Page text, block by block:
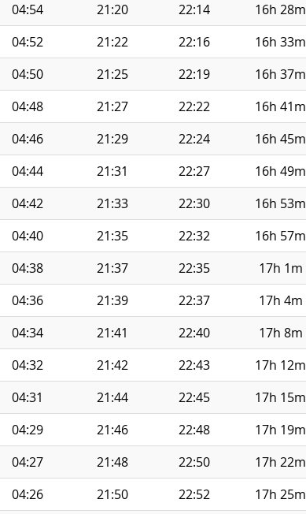
04:54 21:20 22:14
16h 28m
04:52 21:22 22:16
16h 33m
04:50 21:25 22:19
16h 37m
04:48 21:27 22:22
16h 41m
04:46 21:29 22:24
16h 45m
04:44 21:31 22:27
16h 49m
04:42 21:33 22:30
16h 53m
04:40 21:35 22:32
16h 57m
04:38 21:37 22:35
17h 1m
04:36 21:39 22:37
17h 4m
04:34 21:41 22:40
17h 8m
04:32 21:42 22:43
17h 12m
04:31 21:44 22:45
17h 15m
04:29 21:46 22:48
17h 19m
04:27 21:48 22:50
17h 22m
04:26 21:50 22:52 17h 25m